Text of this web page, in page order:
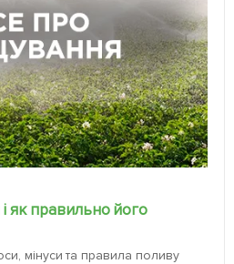
як правильно його
мінуси та правила поливу